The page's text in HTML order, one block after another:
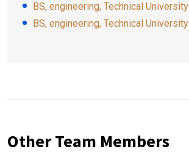
BS, engineering, Technical
BS, engineering, Technical
Other Team Members